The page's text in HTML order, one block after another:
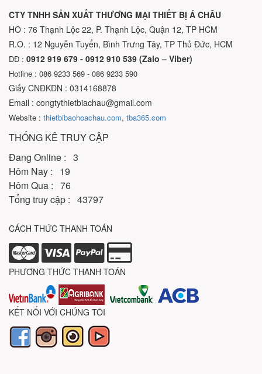
CTY TNHH SẢN XUẤT THƯƠNG MẠI THIẾT BỊ Á CHÂU
HO : 76 Thạnh Lộc 22, P. Thạnh Lộc, Quận 12, TP HCM
R.O. : 12 Nguyễn Tuyển, Bình Trưng Tây, TP Thủ Đức, HCM
DĐ : 0912 919 679 - 0912 910 539 (Zalo – Viber)
Hotline : 086 9233 569 - 086 9233 590
Giấy CNĐKDN : 0314168878
Email : congtythietbiachau@gmail.com
Website : thietbibaohoachau.com, tba365.com
THỐNG KÊ TRUY CẬP
Đang Online : 3
Hôm Nay : 19
Hôm Qua : 76
Tổng truy cập : 43797
CÁCH THỨC THANH TOÁN
PHƯƠNG THỨC THANH TOÁN
KẾT NỐI VỚI CHÚNG TÔI